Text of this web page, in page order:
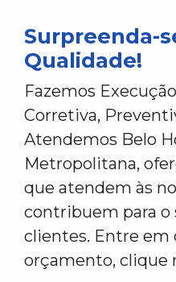
Surpreenda-
Qualidade!
Fazemos
Corretiva,
Atendemos Belo
Metropolitana,
que atendem às
contribuem para o
clientes. Entre em
orçamento, clique